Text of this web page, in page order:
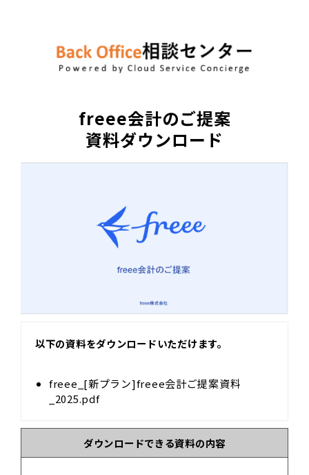
freee会計のご提案
資料ダウンロード
以下の資料をダウンロードいただけます。
freee_[新プラン]freee会計ご提案資料
_2025.pdf
ダウンロードできる資料の内容